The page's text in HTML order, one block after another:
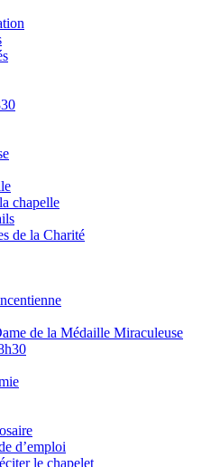
chapelle
de la Charité
de la Médaille Miraculeuse
d’emploi
le chapelet